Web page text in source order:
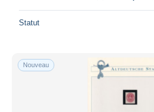
Statut
Nouveau